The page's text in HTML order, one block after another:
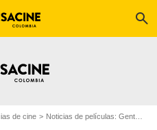
search
de cine Noticias de películas: Gente